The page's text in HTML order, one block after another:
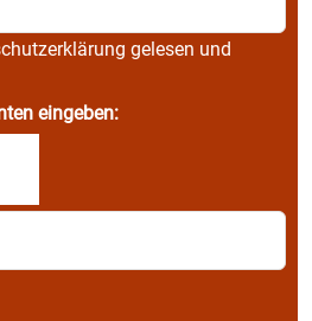
gelesen und
eingeben: